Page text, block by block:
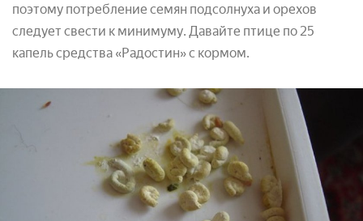
поэтому потребление семян подсолнуха и орехов
следует свести к минимуму. Давайте птице по 25
капель средства «Радостин» с кормом.